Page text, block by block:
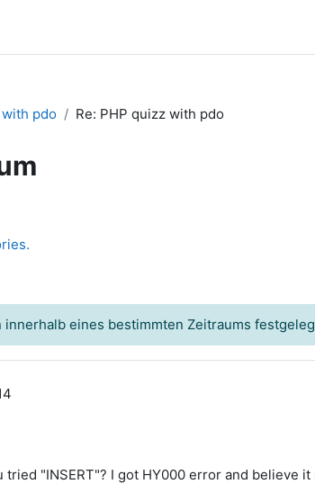
pdo Re: PHP quizz with pdo
eines bestimmten Zeitraums
tried "INSERT"? I got HY000 error and